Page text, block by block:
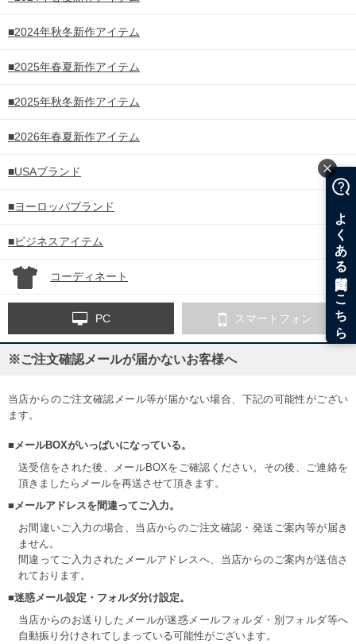
■2024年秋冬新作アイテム
■2025年春夏新作アイテム
■2025年秋冬新作アイテム
■2026年春夏新作アイテム
■USAブランド
■ヨーロッパブランド
■ビジネスアイテム
コーディネート
PC スマートフォン
※ご注文確認メールが届かないお客様へ
当店からのご注文確認メール等が届かない場合、下記の可能性がござい
ます。
■メールBOXがいっぱいになっている。
送受信をされた後、メールBOXをご確認ください。その後、ご連絡を
頂きましたらメールを再送させて頂きます。
■メールアドレスを間違ってご入力。
お間違いご入力の場合、当店からのご注文確認・発送ご案内等が届き
ません。
間違ってご入力されたメールアドレスへ、当店からのご案内が送信さ
れております。
■迷惑メール設定・フォルダ分け設定。
当店からのお送りしたメールが迷惑メールフォルダ・別フォルダ等へ
自動振り分けされてしまっている可能性がございます。